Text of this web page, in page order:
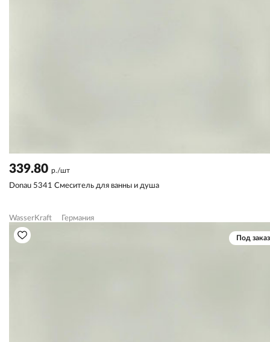
339.80 р./шт
Donau 5341 Смеситель для ванны и душа
WasserKraft Германия
Под заказ